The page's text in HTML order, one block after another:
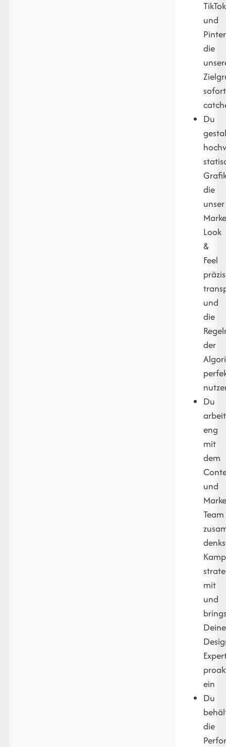
TikTok
und
die
sofort
Du
die
unser
Look
&
Feel
und
die
der
Du
eng
mit
dem
und
Team
mit
und
Deine
ein
Du
die